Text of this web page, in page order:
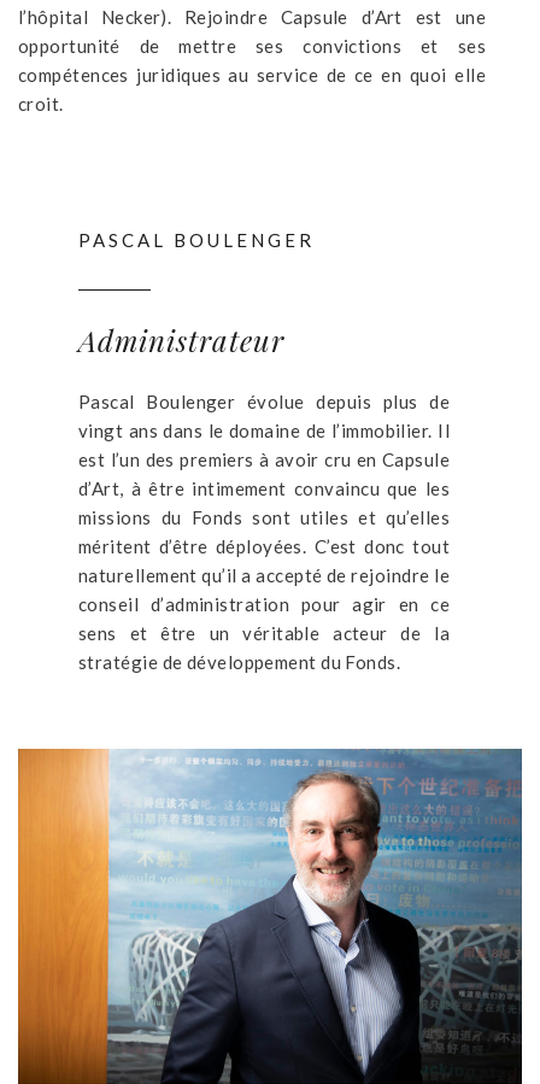
l’hôpital Necker). Rejoindre Capsule d’Art est une
opportunité de mettre ses convictions et ses
compétences juridiques au service de ce en quoi elle
croit.
PASCAL BOULENGER
Administrateur
Pascal Boulenger évolue depuis plus de
vingt ans dans le domaine de l’immobilier. Il
est l’un des premiers à avoir cru en Capsule
d’Art, à être intimement convaincu que les
missions du Fonds sont utiles et qu’elles
méritent d’être déployées. C’est donc tout
naturellement qu’il a accepté de rejoindre le
conseil d’administration pour agir en ce
sens et être un véritable acteur de la
stratégie de développement du Fonds.